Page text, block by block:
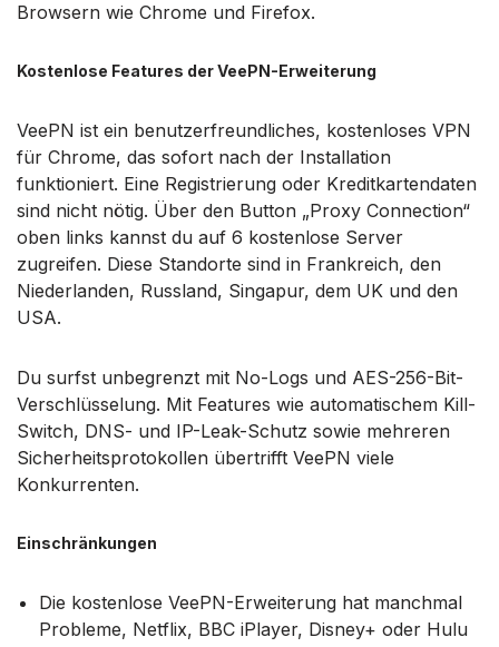
Browsern wie Chrome und Firefox.
Kostenlose Features der VeePN-Erweiterung
VeePN ist ein benutzerfreundliches, kostenloses VPN
für Chrome, das sofort nach der Installation
funktioniert. Eine Registrierung oder Kreditkartendaten
sind nicht nötig. Über den Button „Proxy Connection“
oben links kannst du auf 6 kostenlose Server
zugreifen. Diese Standorte sind in Frankreich, den
Niederlanden, Russland, Singapur, dem UK und den
USA.
Du surfst unbegrenzt mit No-Logs und AES-256-Bit-
Verschlüsselung. Mit Features wie automatischem Kill-
Switch, DNS- und IP-Leak-Schutz sowie mehreren
Sicherheitsprotokollen übertrifft VeePN viele
Konkurrenten.
Einschränkungen
Die kostenlose VeePN-Erweiterung hat manchmal
Probleme, Netflix, BBC iPlayer, Disney+ oder Hulu